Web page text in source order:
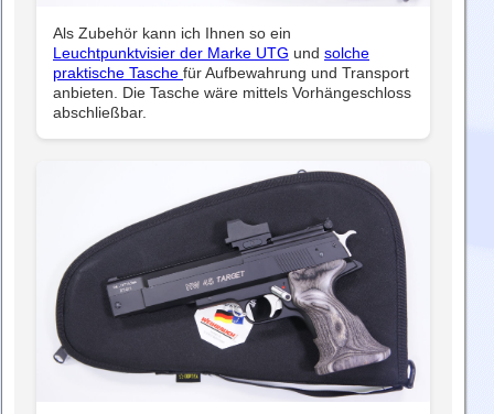
Als Zubehör kann ich Ihnen so ein
Leuchtpunktvisier der Marke UTG und solche
praktische Tasche für Aufbewahrung und Transport
anbieten. Die Tasche wäre mittels Vorhängeschloss
abschließbar.